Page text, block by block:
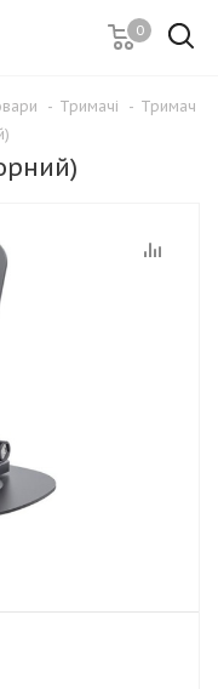
0
- Тримачі - Тримач